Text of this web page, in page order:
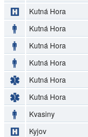
Kutná Hora
Kutná Hora
Kutná Hora
Kutná Hora
Kutná Hora
Kutná Hora
Kvasiny
Kyjov